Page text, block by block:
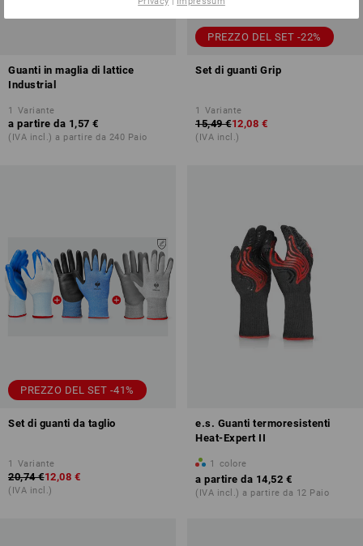
Guanti in maglia di lattice
Industrial
1 Variante
a partire da 1,57 €
(IVA incl.) a partire da 240 Paio
PREZZO DEL SET -22%
Set di guanti Grip
1 Variante
15,49 €12,08 €
(IVA incl.)
PREZZO DEL SET -41%
Set di guanti da taglio
1 Variante
20,74 €12,08 €
(IVA incl.)
e.s. Guanti termoresistenti
Heat-Expert II
1 colore
a partire da 14,52 €
(IVA incl.) a partire da 12 Paio